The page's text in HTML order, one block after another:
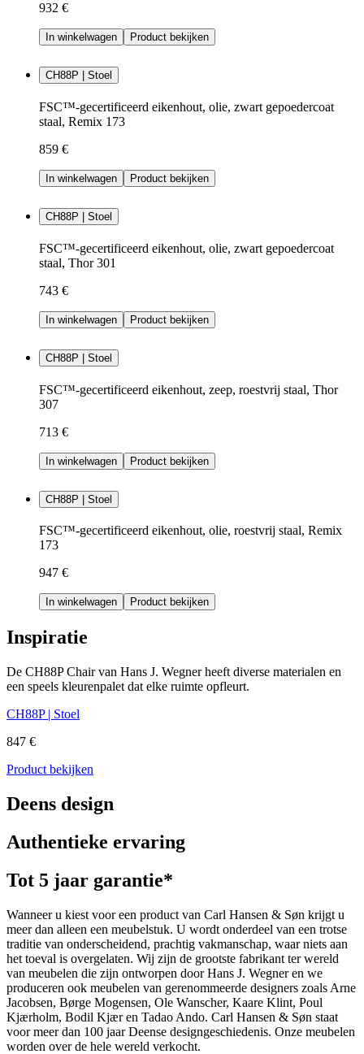
932 €
In winkelwagen Product bekijken
CH88P | Stoel
FSC™-gecertificeerd eikenhout, olie, zwart gepoedercoat
staal, Remix 173
859 €
In winkelwagen Product bekijken
CH88P | Stoel
FSC™-gecertificeerd eikenhout, olie, zwart gepoedercoat
staal, Thor 301
743 €
In winkelwagen Product bekijken
CH88P | Stoel
FSC™-gecertificeerd eikenhout, zeep, roestvrij staal, Thor
307
713 €
In winkelwagen Product bekijken
CH88P | Stoel
FSC™-gecertificeerd eikenhout, olie, roestvrij staal, Remix
173
947 €
In winkelwagen Product bekijken
Inspiratie
De CH88P Chair van Hans J. Wegner heeft diverse materialen en
een speels kleurenpalet dat elke ruimte opfleurt.
CH88P | Stoel
847 €
Product bekijken
Deens design
Authentieke ervaring
Tot 5 jaar garantie*
Wanneer u kiest voor een product van Carl Hansen & Søn krijgt u
meer dan alleen een meubelstuk. U wordt onderdeel van een trotse
traditie van onderscheidend, prachtig vakmanschap, waar niets aan
het toeval is overgelaten. Wij zijn de grootste fabrikant ter wereld
van meubelen die zijn ontworpen door Hans J. Wegner en we
produceren ook meubelen van gerenommeerde designers zoals Arne
Jacobsen, Børge Mogensen, Ole Wanscher, Kaare Klint, Poul
Kjærholm, Bodil Kjær en Tadao Ando. Carl Hansen & Søn staat
voor meer dan 100 jaar Deense designgeschiedenis. Onze meubelen
worden over de hele wereld verkocht.